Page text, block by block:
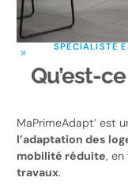
SPÉCIALISTE
Qu’est-
MaPrimeAdapt’ est
l’adaptation des
mobilité réduite, en
travaux.